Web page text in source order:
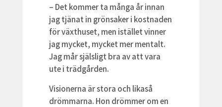
– Det kommer ta många år innan
jag tjänat in grönsaker i kostnaden
för växthuset, men istället vinner
jag mycket, mycket mer mentalt.
Jag mår själsligt bra av att vara
ute i trädgården.
Visionerna är stora och likaså
drömmarna. Hon drömmer om en